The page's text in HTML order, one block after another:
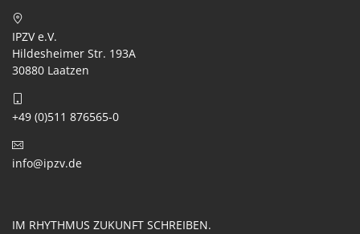
IPZV e.V.
Hildesheimer Str. 193A
30880 Laatzen
+49 (0)511 876565-0
info@ipzv.de
IM RHYTHMUS ZUKUNFT SCHREIBEN.